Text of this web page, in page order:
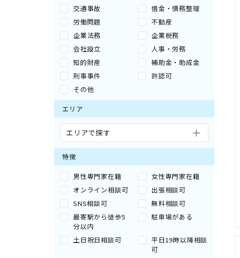
交通事故
借金・債務整理
労働問題
不動産
企業法務
企業税務
会社設立
人事・労務
知的財産
補助金・助成金
刑事事件
許認可
その他
エリア
エリアで探す
特徴
男性専門家在籍
女性専門家在籍
オンライン相談可
出張相談可
SNS相談可
無料相談可
最寄駅から徒歩5
分以内
駐車場がある
土日祝日相談可
平日19時以降相談
可